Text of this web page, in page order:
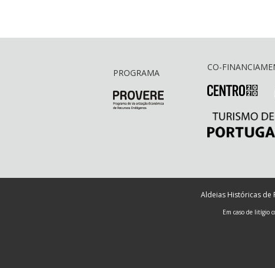
PROGRAMA
CO-
Aldeias Históricas
Em caso de litígio